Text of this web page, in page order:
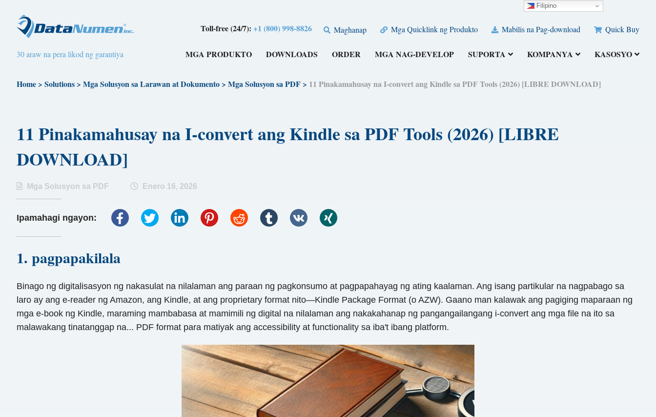
Toll-free (24/7):+1 (800) 998-8826 Maghanap Mga Quicklink ng Produkto Mabilis na Pag-download Quick Buy
30 araw na pera likod ng garantiya MGA PRODUKTO DOWNLOADS ORDER MGA NAG-DEVELOP SUPORTA KOMPANYA KASOSYO
Home > Solutions> Mga Solusyon sa Larawan at Dokumento> Mga Solusyon sa PDF> 11 Pinakamahusay na I-convert ang Kindle sa PDF Tools (2026) [LIBRE DOWNLOAD]
11 Pinakamahusay na I-convert ang Kindle sa PDF Tools (2026) [LIBRE
DOWNLOAD]
Mga Solusyon sa PDF Enero 16, 2026
Ipamahagi ngayon:
1. pagpapakilala
Binago ng digitalisasyon ng nakasulat na nilalaman ang paraan ng pagkonsumo at pagpapahayag ng ating kaalaman. Ang isang partikular na nagpabago sa
laro ay ang e-reader ng Amazon, ang Kindle, at ang proprietary format nito—Kindle Package Format (o AZW). Gaano man kalawak ang pagiging maparaan ng
mga e-book ng Kindle, maraming mambabasa at mamimili ng digital na nilalaman ang nakakahanap ng pangangailangang i-convert ang mga file na ito sa
malawakang tinatanggap na... PDF format para matiyak ang accessibility at functionality sa iba't ibang platform.
Filipino